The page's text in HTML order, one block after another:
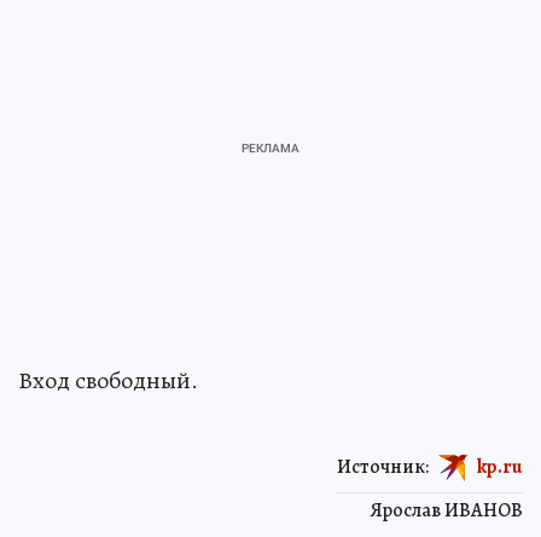
Вход свободный.
Ярослав ИВАНОВ
Источник: kp.ru